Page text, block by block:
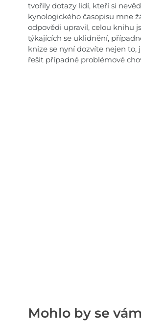
tvořily dotazy lidí, kteří si
kynologického časopisu mne
odpovědi upravil, celou knihu
týkajících se uklidnění,
knize se nyní dozvíte nejen to,
řešit případné problémové
Mohlo by se